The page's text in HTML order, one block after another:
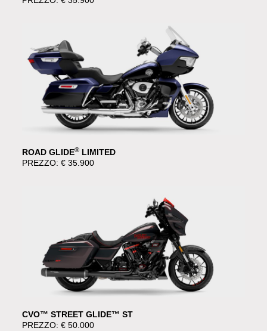
ROAD GLIDE® LIMITED
PREZZO: € 35.900
CVO™ STREET GLIDE™ ST
PREZZO: € 50.000